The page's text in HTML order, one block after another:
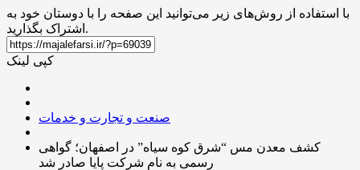
با استفاده از روش‌های زیر می‌توانید این صفحه را با دوستان خود به
اشتراک بگذارید.
کپی لینک
صنعت و تجارت و خدمات
کشف معدن مس “شرق کوه سیاه” در اصفهان؛ گواهی
رسمی به نام شرکت پایا صادر شد